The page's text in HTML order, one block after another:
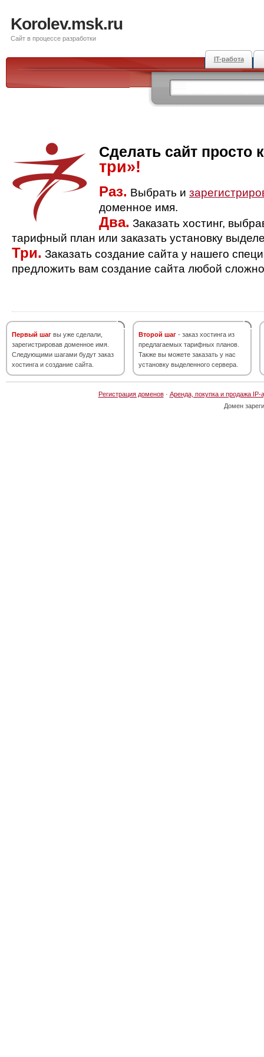
Korolev.msk.ru
Сайт в процессе разработки
IT-работа
Сделать сайт просто
три»!
Раз. Выбрать и
доменное имя.
Два. Заказать хостинг,
тарифный план или заказать установку
Три. Заказать создание сайта у нашего
предложить вам создание сайта любой
Первый шаг вы уже сделали,
зарегистрировав доменное имя.
Следующими шагами будут заказ
хостинга и создание сайта.
Второй шаг - заказ хостинга из
предлагаемых тарифных планов.
Также вы можете заказать у нас
установку выделенного сервера.
Регистрация доменов· Аренда, покупка и продажа IP-
Домен